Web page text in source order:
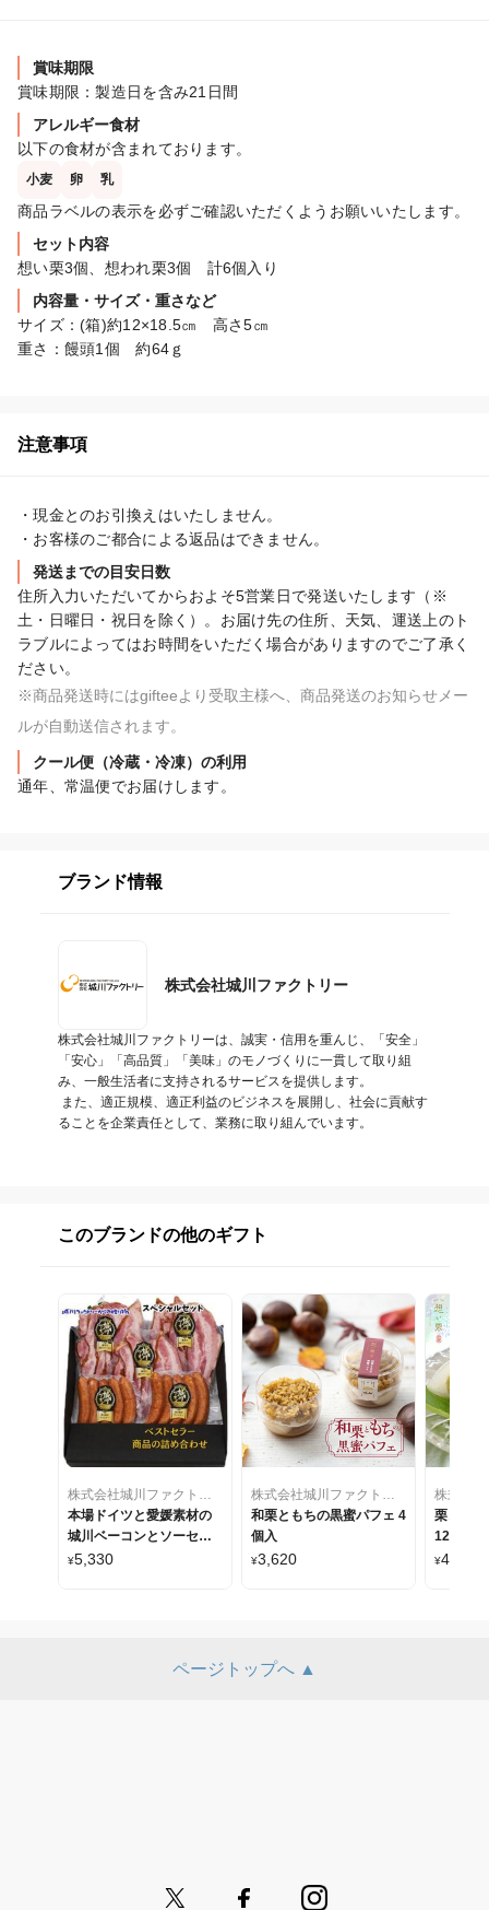
賞味期限
賞味期限：製造日を含み21日間
アレルギー食材
以下の食材が含まれております。
小麦 卵 乳
商品ラベルの表示を必ずご確認いただくようお願いいたします。
セット内容
想い栗3個、想われ栗3個　計6個入り
内容量・サイズ・重さなど
サイズ：(箱)約12×18.5㎝　高さ5㎝
重さ：饅頭1個　約64ｇ
注意事項
・現金とのお引換えはいたしません。
・お客様のご都合による返品はできません。
発送までの目安日数
住所入力いただいてからおよそ5営業日で発送いたします（※
土・日曜日・祝日を除く）。お届け先の住所、天気、運送上のト
ラブルによってはお時間をいただく場合がありますのでご了承く
ださい。
※商品発送時にはgifteeより受取主様へ、商品発送のお知らせメー
ルが自動送信されます。
クール便（冷蔵・冷凍）の利用
通年、常温便でお届けします。
ブランド情報
株式会社城川ファクトリー
株式会社城川ファクトリーは、誠実・信用を重んじ、「安全」
「安心」「高品質」「美味」のモノづくりに一貫して取り組
み、一般生活者に支持されるサービスを提供します。
ることを企業責任として、業務に取り組んでいます。
このブランドの他のギフト
株式会社城川ファクトリー
本場ドイツと愛媛素材の
城川ベーコンとソーセー
ジのスペシャルセット
¥5,330
株式会社城川ファクトリー
和栗ともちの黒蜜パフェ 4
個入
¥3,620
栗きん
12個入り
¥4,250
ページトップへ ▲